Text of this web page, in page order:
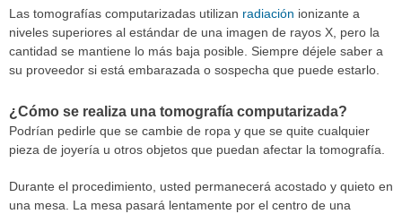
Las tomografías computarizadas utilizan radiación ionizante a
niveles superiores al estándar de una imagen de rayos X, pero la
cantidad se mantiene lo más baja posible. Siempre déjele saber a
su proveedor si está embarazada o sospecha que puede estarlo.
¿Cómo se realiza una tomografía computarizada?
Podrían pedirle que se cambie de ropa y que se quite cualquier
pieza de joyería u otros objetos que puedan afectar la tomografía.
Durante el procedimiento, usted permanecerá acostado y quieto en
una mesa. La mesa pasará lentamente por el centro de una